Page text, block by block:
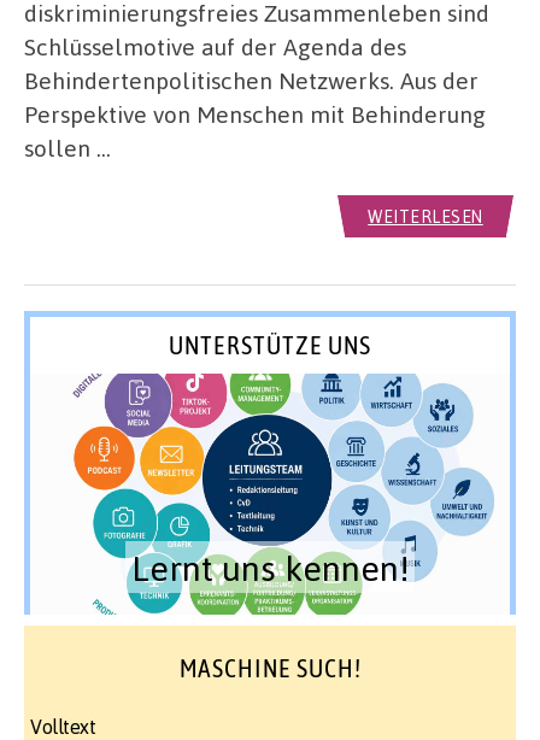
diskriminierungsfreies Zusammenleben sind
Schlüsselmotive auf der Agenda des
Behindertenpolitischen Netzwerks. Aus der
Perspektive von Menschen mit Behinderung
sollen …
WEITERLESEN
UNTERSTÜTZE UNS
Lernt uns kennen!
MASCHINE SUCH!
Volltext